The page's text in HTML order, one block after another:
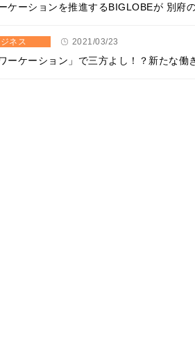
ケーションを推進するBIGLOBEが 別府
ネス 2021/03/23
ワーケーション」で三方よし！？新たな